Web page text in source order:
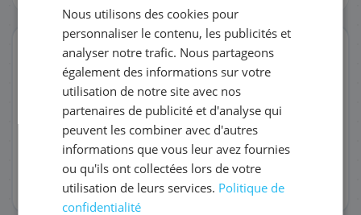
ORIGINAL
RÉFÉRENCE DU PRODUIT
FRÉQUENCE
QUANTITÉ PAR LIVRAISON
DATE DE PREMIÈRE LIVRAISON SOUHAITÉE
Nous utilisons des cookies pour
personnaliser le contenu, les publicités et
analyser notre trafic. Nous partageons
également des informations sur votre
utilisation de notre site avec nos
partenaires de publicité et d'analyse qui
peuvent les combiner avec d'autres
informations que vous leur avez fournies
ou qu'ils ont collectées lors de votre
utilisation de leurs services. Politique de
confidentialité